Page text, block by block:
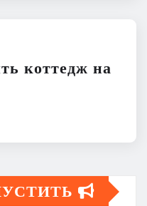
коттедж на